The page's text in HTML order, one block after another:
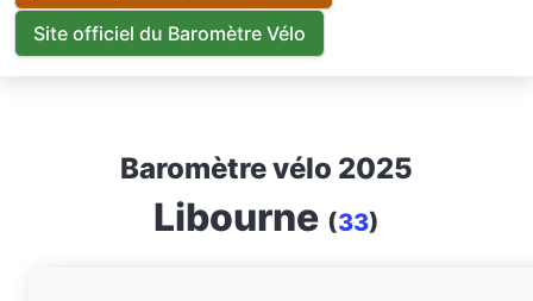
Site officiel du Baromètre Vélo
Baromètre vélo 2025
Libourne (33)